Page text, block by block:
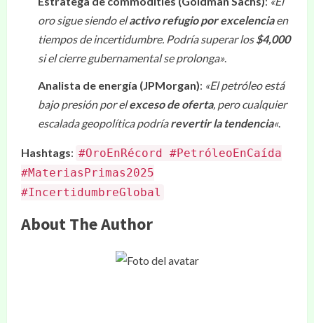
oro sigue siendo elactivo refugio por excelenciaen
tiempos de incertidumbre. Podría superar los$4,000
si el cierre gubernamental se prolonga».
Analista de energía (JPMorgan): «El petróleo está
bajo presión por elexceso de oferta, pero cualquier
escalada geopolítica podríarevertir la tendencia«.
Hashtags: #OroEnRécord #PetróleoEnCaída
#MateriasPrimas2025
#IncertidumbreGlobal
About The Author